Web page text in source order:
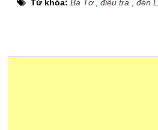
Từ khóa:Ba Tơ,điều tra ,đèn